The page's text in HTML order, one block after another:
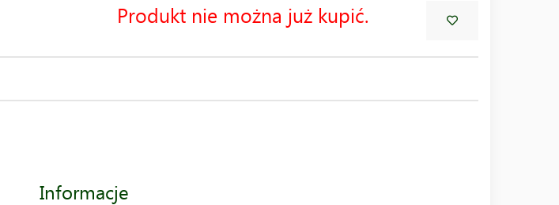
Produkt nie można już kupić.
Informacje